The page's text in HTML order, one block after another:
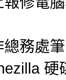
總務處
硬